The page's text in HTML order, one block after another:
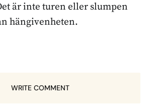
är inte turen eller slumpen
hängivenheten.
WRITE COMMENT